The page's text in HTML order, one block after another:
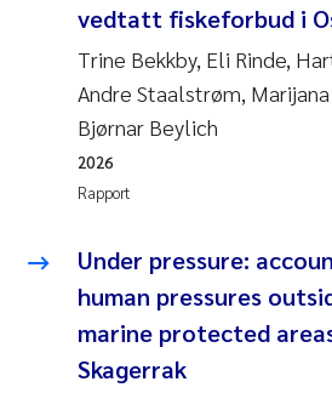
vedtatt fiskeforbud i
Trine Bekkby, Eli Rinde,
Andre Staalstrøm,
Bjørnar Beylich
Rapport
2026
Under pressure:
human pressures
marine protected
Skagerrak